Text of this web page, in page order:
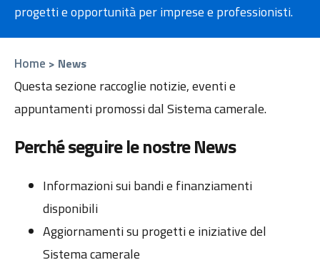
progetti e opportunità per imprese e professionisti.
Home > News
Questa sezione raccoglie notizie, eventi e
appuntamenti promossi dal Sistema camerale.
Perché seguire le nostre News
Informazioni sui bandi e finanziamenti
disponibili
Aggiornamenti su progetti e iniziative del
Sistema camerale